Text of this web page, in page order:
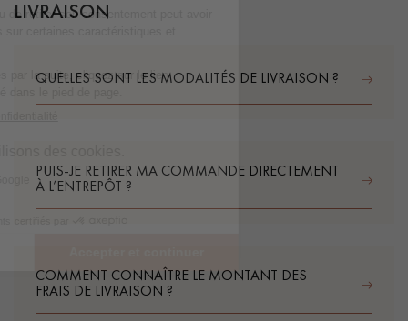
LIVRAISON
QUELLES SONT LES MODALITÉS DE LIVRAISON ?
PUIS-JE RETIRER MA COMMANDE DIRECTEMENT
À L’ENTREPÔT ?
COMMENT CONNAÎTRE LE MONTANT DES
FRAIS DE LIVRAISON ?